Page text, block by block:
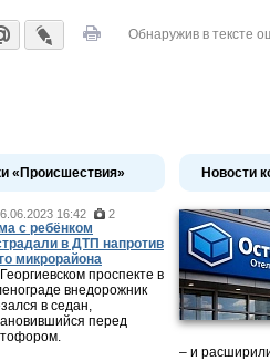
Обнаружив в тексте
«Происшествия»
16:42 2
c ребёнком
в ДТП напротив
микрорайона
проспекте в
внедорожник
в седан,
перед
Новости
– и